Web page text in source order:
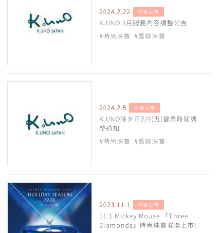
2024.2.22 重要公告
K.UNO 3月服務內容調整公告
#時尚珠寶 #婚嫁珠寶
2024.2.5 重要公告
K.UNO除夕日2/9(五)營業時間調
整通知
#時尚珠寶 #婚嫁珠寶
2023.11.1 重要公告
11.1 Mickey Mouse 『Three
Diamonds』時尚珠寶璀璨上市!